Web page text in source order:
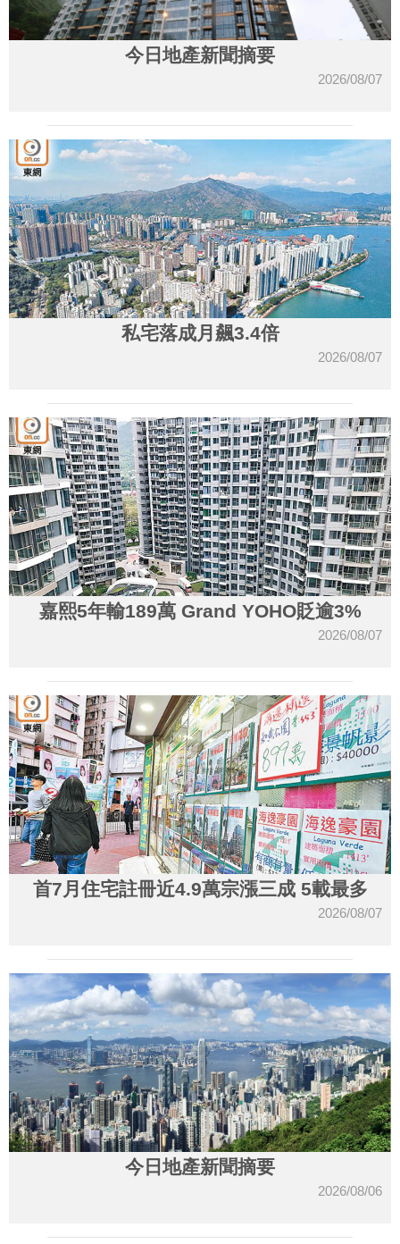
今日地產新聞摘要
2026/08/07
私宅落成月飆3.4倍
2026/08/07
嘉熙5年輸189萬 Grand YOHO貶逾3%
2026/08/07
首7月住宅註冊近4.9萬宗漲三成 5載最多
2026/08/07
今日地產新聞摘要
2026/08/06